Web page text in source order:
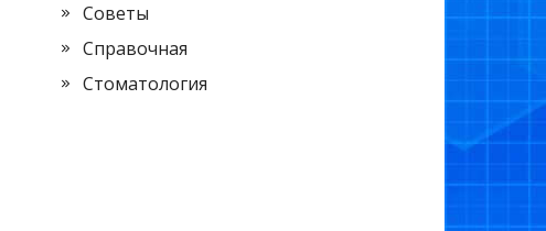
Советы
Справочная
Стоматология